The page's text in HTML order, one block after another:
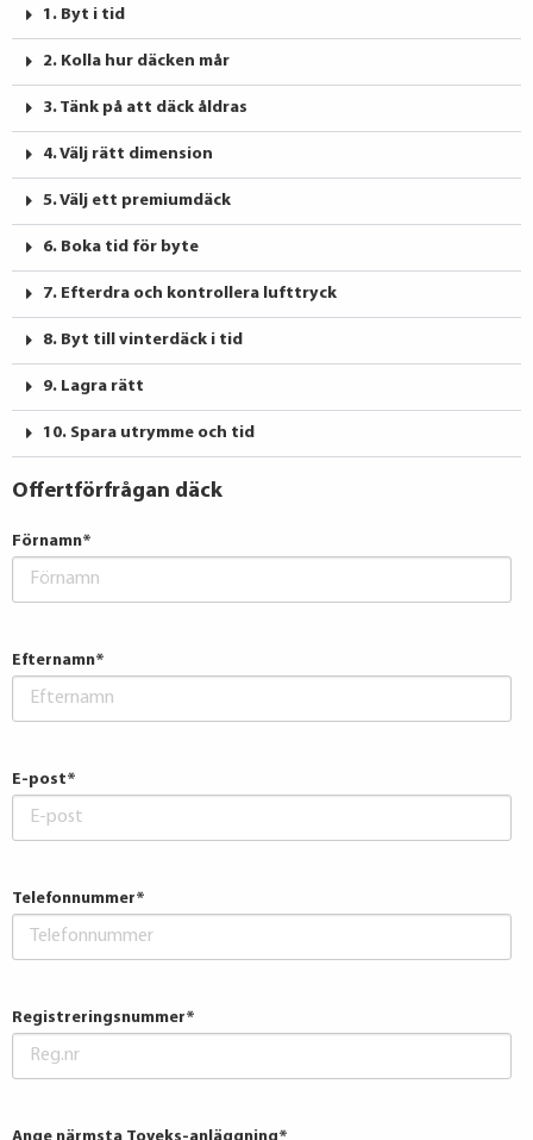
1. Byt i tid
2. Kolla hur däcken mår
3. Tänk på att däck åldras
4. Välj rätt dimension
5. Välj ett premiumdäck
6. Boka tid för byte
7. Efterdra och kontrollera lufttryck
8. Byt till vinterdäck i tid
9. Lagra rätt
10. Spara utrymme och tid
Offertförfrågan däck
Förnamn*
Efternamn*
E-post*
Telefonnummer*
Registreringsnummer*